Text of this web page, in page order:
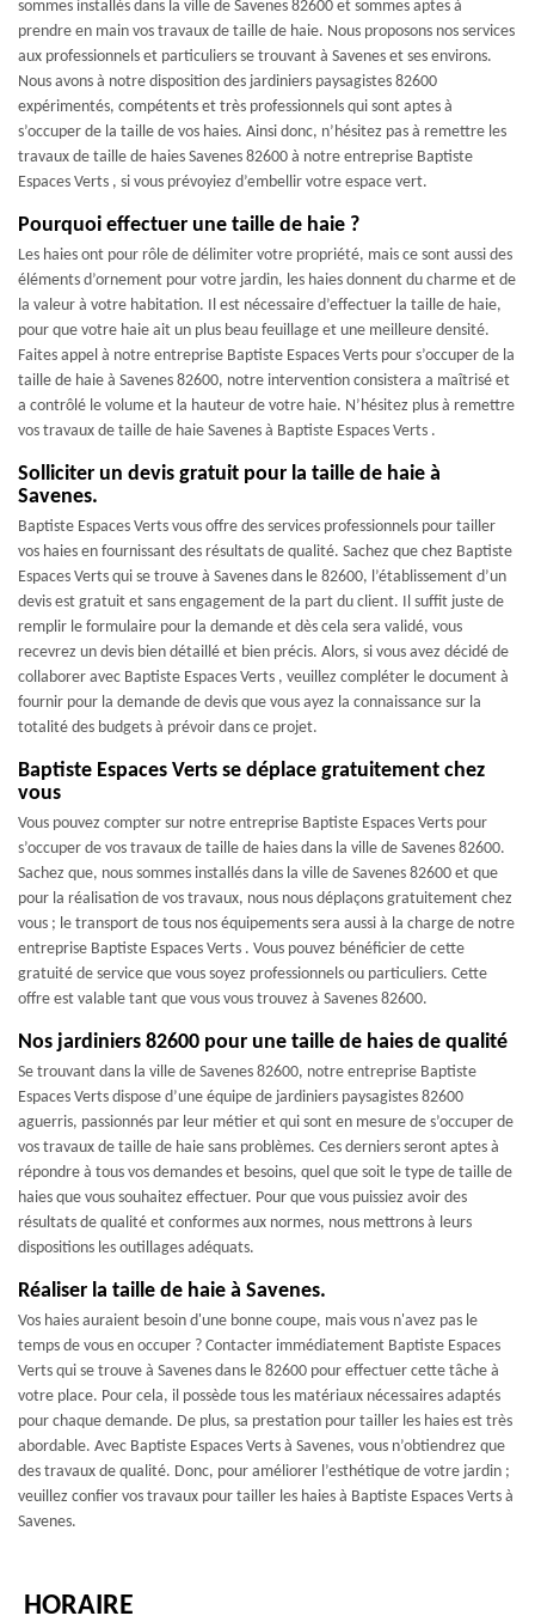
sommes installés dans la ville de Savenes 82600 et sommes aptes à
prendre en main vos travaux de taille de haie. Nous proposons nos services
aux professionnels et particuliers se trouvant à Savenes et ses environs.
Nous avons à notre disposition des jardiniers paysagistes 82600
expérimentés, compétents et très professionnels qui sont aptes à
s’occuper de la taille de vos haies. Ainsi donc, n’hésitez pas à remettre les
travaux de taille de haies Savenes 82600 à notre entreprise Baptiste
Espaces Verts , si vous prévoyiez d’embellir votre espace vert.
Pourquoi effectuer une taille de haie ?
Les haies ont pour rôle de délimiter votre propriété, mais ce sont aussi des
éléments d’ornement pour votre jardin, les haies donnent du charme et de
la valeur à votre habitation. Il est nécessaire d’effectuer la taille de haie,
pour que votre haie ait un plus beau feuillage et une meilleure densité.
Faites appel à notre entreprise Baptiste Espaces Verts pour s’occuper de la
taille de haie à Savenes 82600, notre intervention consistera a maîtrisé et
a contrôlé le volume et la hauteur de votre haie. N’hésitez plus à remettre
vos travaux de taille de haie Savenes à Baptiste Espaces Verts .
Solliciter un devis gratuit pour la taille de haie à
Savenes.
Baptiste Espaces Verts vous offre des services professionnels pour tailler
vos haies en fournissant des résultats de qualité. Sachez que chez Baptiste
Espaces Verts qui se trouve à Savenes dans le 82600, l’établissement d’un
devis est gratuit et sans engagement de la part du client. Il suffit juste de
remplir le formulaire pour la demande et dès cela sera validé, vous
recevrez un devis bien détaillé et bien précis. Alors, si vous avez décidé de
collaborer avec Baptiste Espaces Verts , veuillez compléter le document à
fournir pour la demande de devis que vous ayez la connaissance sur la
totalité des budgets à prévoir dans ce projet.
Baptiste Espaces Verts se déplace gratuitement chez
vous
Vous pouvez compter sur notre entreprise Baptiste Espaces Verts pour
s’occuper de vos travaux de taille de haies dans la ville de Savenes 82600.
Sachez que, nous sommes installés dans la ville de Savenes 82600 et que
pour la réalisation de vos travaux, nous nous déplaçons gratuitement chez
vous ; le transport de tous nos équipements sera aussi à la charge de notre
entreprise Baptiste Espaces Verts . Vous pouvez bénéficier de cette
gratuité de service que vous soyez professionnels ou particuliers. Cette
offre est valable tant que vous vous trouvez à Savenes 82600.
Nos jardiniers 82600 pour une taille de haies de qualité
Se trouvant dans la ville de Savenes 82600, notre entreprise Baptiste
Espaces Verts dispose d’une équipe de jardiniers paysagistes 82600
aguerris, passionnés par leur métier et qui sont en mesure de s’occuper de
vos travaux de taille de haie sans problèmes. Ces derniers seront aptes à
répondre à tous vos demandes et besoins, quel que soit le type de taille de
haies que vous souhaitez effectuer. Pour que vous puissiez avoir des
résultats de qualité et conformes aux normes, nous mettrons à leurs
dispositions les outillages adéquats.
Réaliser la taille de haie à Savenes.
Vos haies auraient besoin d'une bonne coupe, mais vous n'avez pas le
temps de vous en occuper ? Contacter immédiatement Baptiste Espaces
Verts qui se trouve à Savenes dans le 82600 pour effectuer cette tâche à
votre place. Pour cela, il possède tous les matériaux nécessaires adaptés
pour chaque demande. De plus, sa prestation pour tailler les haies est très
abordable. Avec Baptiste Espaces Verts à Savenes, vous n’obtiendrez que
des travaux de qualité. Donc, pour améliorer l’esthétique de votre jardin ;
veuillez confier vos travaux pour tailler les haies à Baptiste Espaces Verts à
Savenes.
HORAIRE